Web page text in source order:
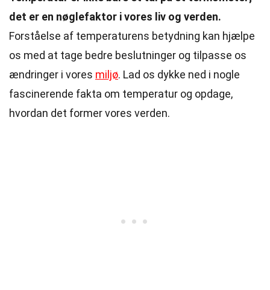
det er en nøglefaktor i vores liv og verden.
Forståelse af temperaturens betydning kan hjælpe
os med at tage bedre beslutninger og tilpasse os
ændringer i vores miljø. Lad os dykke ned i nogle
fascinerende fakta om temperatur og opdage,
hvordan det former vores verden.